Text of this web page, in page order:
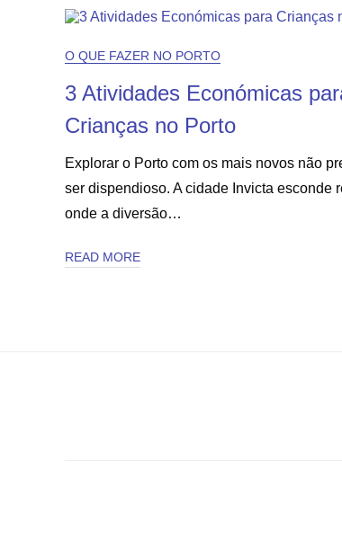
O QUE FAZER NO PORTO
3 Atividades Económicas
Crianças no Porto
Explorar o Porto com os mais novos não
ser dispendioso. A cidade Invicta esconde
onde a diversão…
READ MORE